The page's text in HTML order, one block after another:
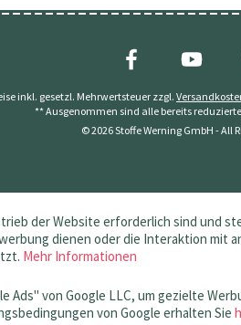
inkl. gesetzl. Mehrwertsteuer zzgl.
** Ausgenommen sind alle bereits
© 2026 Stoffe Werning GmbH - All
der Website erforderlich sind und
dienen oder die Interaktion mit
Mehr Informationen
von Google LLC, um gezielte
von Google erhalten Sie